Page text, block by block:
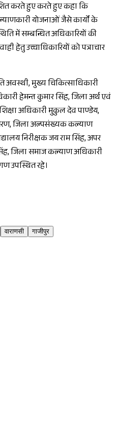
करते हुए करते हुए कहा कि
योजनाओं जैसे कार्याें के
में सम्बन्धित अधिकारियों की
हेतु उच्चाधिकारियों को पत्राचार
मुख्य चिकित्साधिकारी
हेमन्त कुमार सिंह, जिला अर्थ एवं
अधिकारी मुकुल देव पाण्डेय,
जिला अल्पसंख्यक कल्याण
निरीक्षक जय राम सिंह, अपर
जिला समाज कल्याण अधिकारी
उपस्थित रहे।
वाराणसी
गाजीपुर